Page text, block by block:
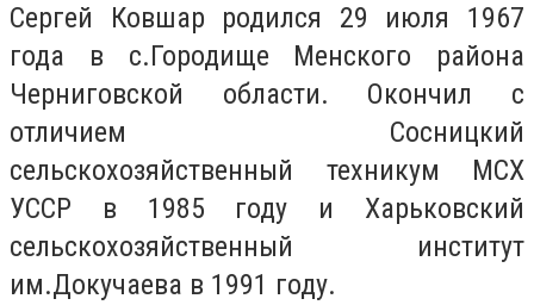
Сергей Ковшар родился 29 июля 1967
года в с.Городище Менского района
Черниговской области. Окончил с
отличием Сосницкий
сельскохозяйственный техникум МСХ
УССР в 1985 году и Харьковский
сельскохозяйственный институт
им.Докучаева в 1991 году.